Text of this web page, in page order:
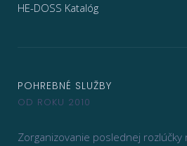
HE-DOSS Katalóg
POHREBNÉ SLUŽBY
OD ROKU 2010
Zorganizovanie poslednej